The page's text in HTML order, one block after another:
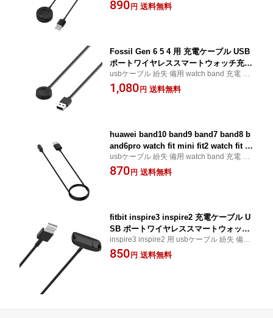
ve
890 円 送料無料
Fossil Gen 6 5 4 用 充電ケーブル USB
ポートワイヤレススマートウォッチ充電
ケーブル Fossil Gen6 Gen5 Gen4 用ス
マートウォッチ磁気充電器 スマートウ
usbケーブル 紛失 備用 watch band 充電 会
社 車内
1,080 円 送料無料
huawei band10 band9 band7 band8 b
and6pro watch fit mini fit2 watch fit 用
充電ケーブル USB ポートワイヤレスス
マートウォッチ充電ケーブル huawei ba
usbケーブル 紛失 備用 watch band 充電 会
社 車内 ファーウェイバンド
870 円 送料無料
fitbit inspire3 inspire2 充電ケーブル U
SB ポートワイヤレススマートウォッチ
充電ケーブル フィットビット inspire 3
2用スマートウォッチ充電器 スマートウ
inspire3 inspire2 用 usbケーブル 紛失 備用
watch band 充電 会社 車内
850 円 送料無料